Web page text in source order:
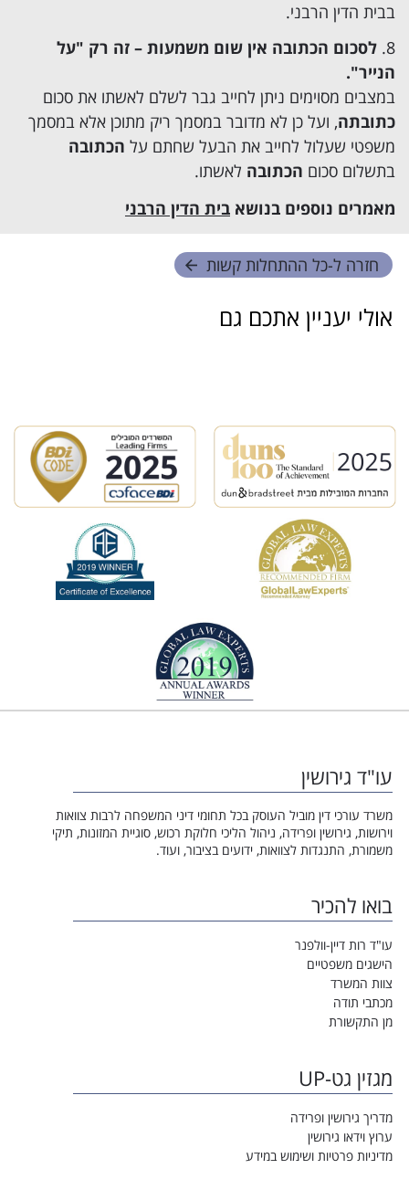
בבית הדין הרבני.
לסכום הכתובה אין שום משמעות – זה רק "על
הנייר".
במצבים מסוימים ניתן לחייב גבר לשלם לאשתו את סכום
כתובתה, ועל כן לא מדובר במסמך ריק מתוכן אלא במסמך
משפטי שעלול לחייב את הבעל שחתם על הכתובה
בתשלום סכום הכתובה לאשתו.
מאמרים נוספים בנושא בית הדין הרבני
חזרה ל-כל ההתחלות קשות
אולי יעניין אתכם גם
עו"ד גירושין
משרד עורכי דין מוביל העוסק בכל תחומי דיני המשפחה לרבות צוואות
וירושות, גירושין ופרידה, ניהול הליכי חלוקת רכוש, סוגיית המזונות, תיקי
משמורת, התנגדות לצוואות, ידועים בציבור, ועוד.
בואו להכיר
עו"ד רות דיין-וולפנר
הישגים משפטיים
צוות המשרד
מכתבי תודה
מן התקשורת
מגזין גט-UP
מדריך גירושין ופרידה
ערוץ וידאו גירושין
מדיניות פרטיות ושימוש במידע